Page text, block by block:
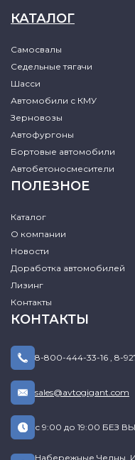
КАТАЛОГ
Самосвалы
Седельные тягачи
Шасси
Автомобили с КМУ
Зерновозы
Автофургоны
Бортовые автомобили
Автобетоносмесители
ПОЛЕЗНОЕ
Каталог
О компании
Новости
Доработка автомобилей
Лизинг
Контакты
КОНТАКТЫ
8-800-444-33-16 , 8-
sales@avtogigant.com
с 9:00 до 19:00 БЕЗ
Набережные Челны,